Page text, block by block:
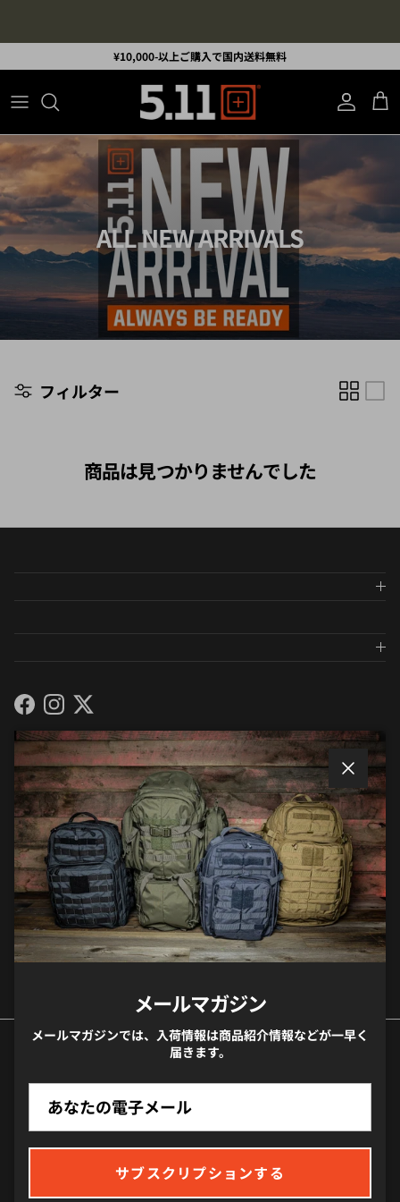
¥10,000-以上ご購入で国内送料無料
アカウント
カ
ALL NEW ARRIVALS
フィルター
商品は見つかりませんでした
Facebook
Instagram
Twitter
メールマガジンに登録しましょう
メールマガジンでは、入荷や商品紹介のお知らせ等
が一早く届きます。
サブスクリプションする
国/地域
閉じる
メールマガジン
メールマガジンでは、入荷情報は商品紹介情報などが一早く
届きます。
サブスクリプションする